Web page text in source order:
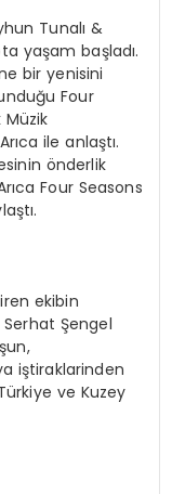
Tunalı &
yaşam başladı.
bir yenisini
Four
Müzik
ile anlaştı.
önderlik
Four Seasons
ekibin
Serhat Şengel
iştiraklarinden
ve Kuzey